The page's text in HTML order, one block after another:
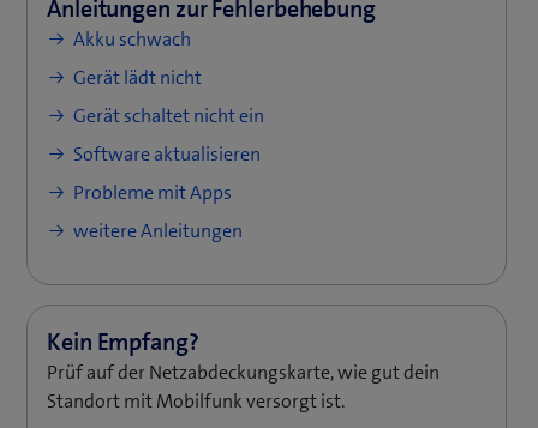
Akku schwach
Gerät lädt nicht
Gerät schaltet nicht ein
Software aktualisieren
Probleme mit Apps
weitere Anleitungen
Prüf auf der Netzabdeckungskarte, wie gut dein
Standort mit Mobilfunk versorgt ist.